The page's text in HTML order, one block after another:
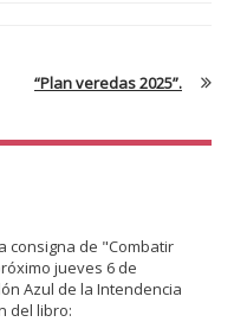
“Plan veredas 2025”.
consigna de "Combatir
jueves 6 de
Azul de la Intendencia
del libro: